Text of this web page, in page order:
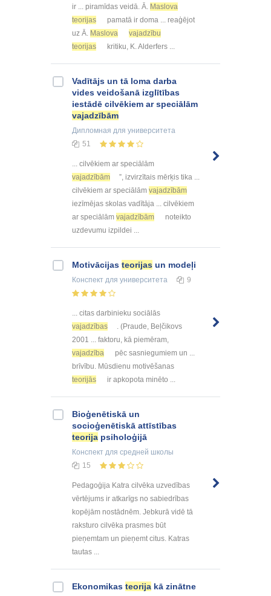
ir ... piramīdas veidā. Ā. Maslova
teorijas
pamatā ir doma ... reaģējot
uz Ā. Maslova
vajadzību
teorijas
kritiku, K. Alderfers ...
Vadītājs un tā loma darba
vides veidošanā izglītības
iestādē cilvēkiem ar speciālām
vajadzībām
Дипломная для университета
51
... cilvēkiem ar speciālām
vajadzībām
”, izvirzītais mērķis tika ...
cilvēkiem ar speciālām vajadzībām
iezīmējas skolas vadītāja ... cilvēkiem
ar speciālām vajadzībām
noteikto
uzdevumu izpildei ...
Motivācijas teorijas un modeļi
Конспект для университета 9
... citas darbinieku sociālās
vajadzības
. (Praude, Beļčikovs
2001 ... faktoru, kā piemēram,
vajadzība
pēc sasniegumiem un ...
brīvību. Mūsdienu motivēšanas
teorijās
ir apkopota minēto ...
Bioģenētiskā un
socioģenētiskā attīstības
teorija psiholoģijā
Конспект для средней школы
15
Pedagoģija Katra cilvēka uzvedības
vērtējums ir atkarīgs no sabiedrības
kopējām nostādnēm. Jebkurā vidē tā
raksturo cilvēka prasmes būt
pieņemtam un pieņemt citus. Katras
tautas ...
Ekonomikas teorija kā zinātne